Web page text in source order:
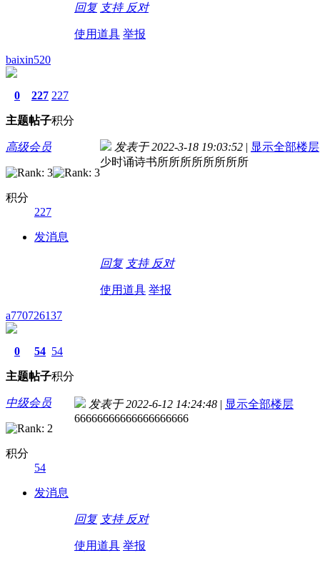
回复 支持 反对
使用道具 举报
baixin520
0
主题
227
帖子
227
积分
高级会员
积分
227
发消息
发表于 2022-3-18 19:03:52 | 显示全部楼层
少时诵诗书所所所所所所所所
回复 支持 反对
使用道具 举报
a770726137
0
主题
54
帖子
54
积分
中级会员
积分
54
发消息
发表于 2022-6-12 14:24:48 | 显示全部楼层
66666666666666666666
回复 支持 反对
使用道具 举报